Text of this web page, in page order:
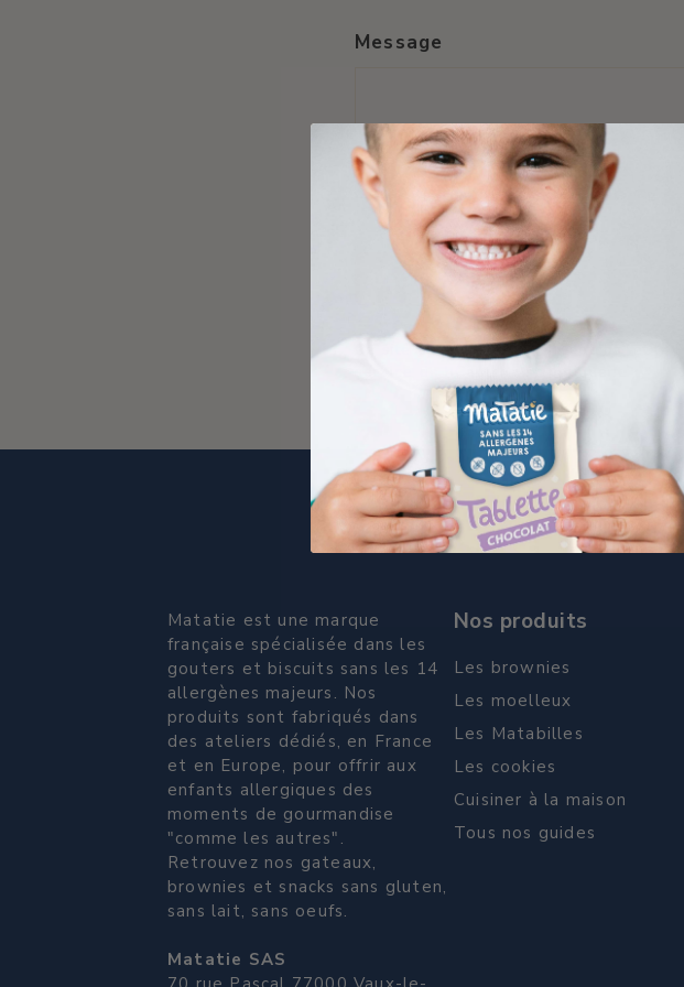
Message
EnvoyerEnvoyer
Ce site est protégé par hCaptcha, et la
de hCaptcha s’appliquent.
Matatie est une marque
française spécialisée dans les
gouters et biscuits sans les 14
allergènes majeurs. Nos
produits sont fabriqués dans
des ateliers dédiés, en France
et en Europe, pour offrir aux
enfants allergiques des
moments de gourmandise
"comme les autres".
Retrouvez nos gateaux,
brownies et snacks sans gluten,
sans lait, sans oeufs.
Matatie SAS
Nos produits
Les brownies
Les moelleux
Les Matabilles
Les cookies
Cuisiner à la maison
Tous nos guides